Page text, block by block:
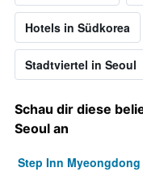
Hotels in Südkorea
Stadtviertel in Seoul
Schau dir diese
Seoul an
Step Inn Myeongdong